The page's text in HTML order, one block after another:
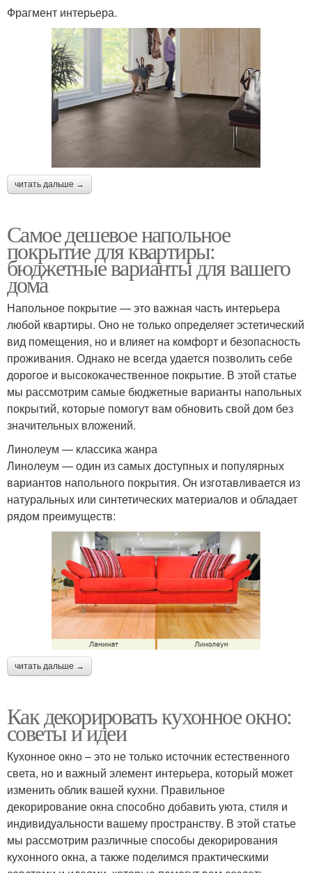
Фрагмент интерьера.
читать дальше →
Самое дешевое напольное
покрытие для квартиры:
бюджетные варианты для вашего
дома
Напольное покрытие — это важная часть интерьера
любой квартиры. Оно не только определяет эстетический
вид помещения, но и влияет на комфорт и безопасность
проживания. Однако не всегда удается позволить себе
дорогое и высококачественное покрытие. В этой статье
мы рассмотрим самые бюджетные варианты напольных
покрытий, которые помогут вам обновить свой дом без
значительных вложений.
Линолеум — классика жанра
Линолеум — один из самых доступных и популярных
вариантов напольного покрытия. Он изготавливается из
натуральных или синтетических материалов и обладает
рядом преимуществ:
читать дальше →
Как декорировать кухонное окно:
советы и идеи
Кухонное окно – это не только источник естественного
света, но и важный элемент интерьера, который может
изменить облик вашей кухни. Правильное
декорирование окна способно добавить уюта, стиля и
индивидуальности вашему пространству. В этой статье
мы рассмотрим различные способы декорирования
кухонного окна, а также поделимся практическими